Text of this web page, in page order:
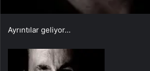
Ayrıntılar geliyor…